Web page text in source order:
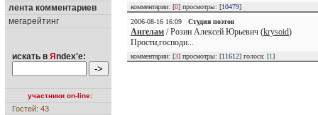
лента комментариев
мегарейтинг
искать в Я ndex'е:
участники on-line:
Гостей: 43
комментарии: [0] просмотры: [10479]
2006-08-16 16:09
Студия поэтов
Ангелам / Розин Алексей Юрьевич (krysoid)
Прости,господи...
комментарии: [3] просмотры: [11612] голоса: [1]